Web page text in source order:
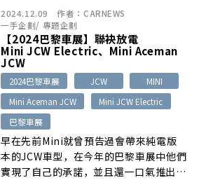
2024.12.09 作者： CARNEWS
一手企劃/ 專題企劃
【2024巴黎車展】聯袂放電
Mini JCW Electric、Mini Aceman
JCW
2024巴黎車展 JCW
MINI
Mini Aceman JCW
Mini JCW Electric
巴黎車展
早在先前Mini就曾預告過會帶來純電版
本的JCW車型，在今年的巴黎車展中他們
實現了自己的承諾，並且還一口氣推出兩